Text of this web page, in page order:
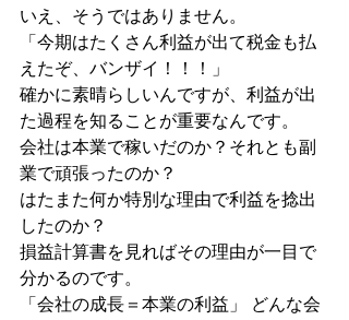
いえ、そうではありません。
「今期はたくさん利益が出て税金も払
えたぞ、バンザイ！！！」
確かに素晴らしいんですが、利益が出
た過程を知ることが重要なんです。
会社は本業で稼いだのか？それとも副
業で頑張ったのか？
はたまた何か特別な理由で利益を捻出
したのか？
損益計算書を見ればその理由が一目で
分かるのです。
「会社の成長＝本業の利益」 どんな会